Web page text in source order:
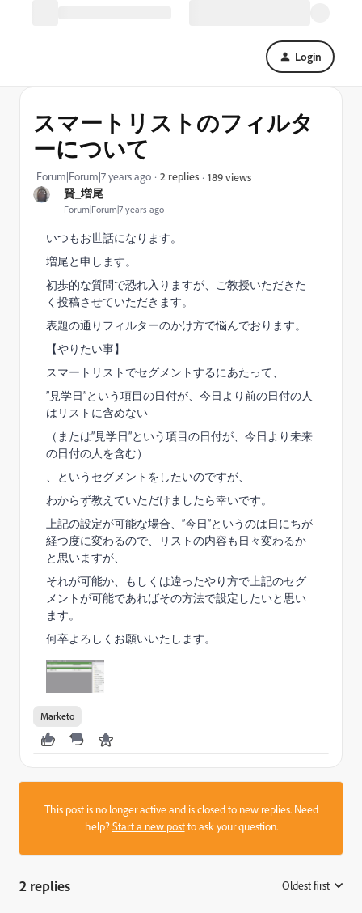
Login
賢_増尾
Forum|Forum|7 years ago
スマートリストのフィルタ
ーについて
Forum|Forum|7 years ago 2 replies 189 views
いつもお世話になります。
増尾と申します。
初歩的な質問で恐れ入りますが、ご教授いただきた
く投稿させていただきます。
表題の通りフィルターのかけ方で悩んでおります。
【やりたい事】
スマートリストでセグメントするにあたって、
”見学日”という項目の日付が、今日より前の日付の人
はリストに含めない
（または”見学日”という項目の日付が、今日より未来
の日付の人を含む）
、というセグメントをしたいのですが、
わからず教えていただけましたら幸いです。
上記の設定が可能な場合、”今日”というのは日にちが
経つ度に変わるので、リストの内容も日々変わるか
と思いますが、
それが可能か、もしくは違ったやり方で上記のセグ
メントが可能であればその方法で設定したいと思い
ます。
何卒よろしくお願いいたします。
Marketo
This post is no longer active and is closed to new replies. Need
help?Start a new postto ask your question.
2 replies Oldest first